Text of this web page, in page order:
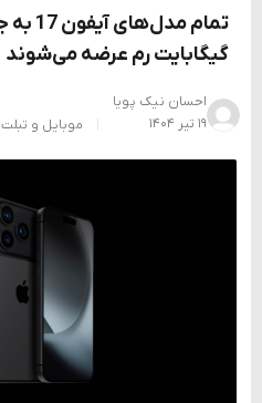
گیگابایت رم عرضه می‌شوند
احسان نیک پویا
۱۹ تیر ۱۴۰۴
موبایل و تبلت